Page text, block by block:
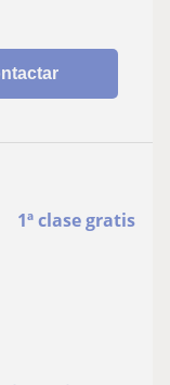
1ª clase gratis